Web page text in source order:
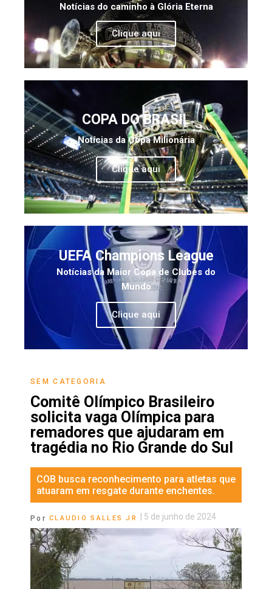
Notícias do caminho à Glória Eterna
Clique aqui
COPA DO BRASIL
Notícias da Copa Milionária
Clique aqui
UEFA Champions League
Notícias da Maior Copa de Clubes do
Mundo
Clique aqui
SEM CATEGORIA
Comitê Olímpico Brasileiro
solicita vaga Olímpica para
remadores que ajudaram em
tragédia no Rio Grande do Sul
COB busca reconhecimento para atletas que
atuaram em resgate durante enchentes.
Por CLAUDIO SALLES JR 5 de junho de 2024